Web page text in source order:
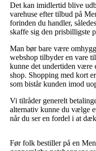
Det kan imidlertid blive
varehuse efter tilbud på
forinden du handler,
skaffe sig den prisbilligste
Man bør bare være
webshop tilbyder en vare
kunne det undertiden være
shop. Shopping med kort
som bistår kunden imod
Vi tilråder generelt
alternativ kunne du vælge
når du ser en fordel i at
Før folk bestiller på en